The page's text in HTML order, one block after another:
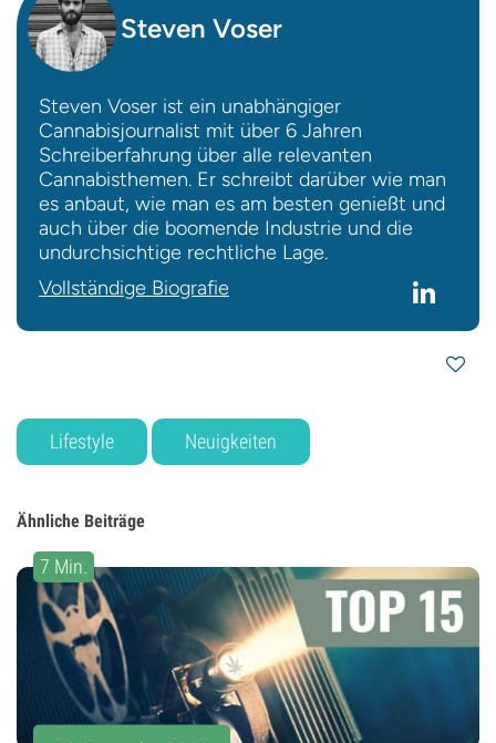
Steven Voser
Steven Voser ist ein unabhängiger
Cannabisjournalist mit über 6 Jahren
Schreiberfahrung über alle relevanten
Cannabisthemen. Er schreibt darüber wie man
es anbaut, wie man es am besten genießt und
auch über die boomende Industrie und die
undurchsichtige rechtliche Lage.
Vollständige Biografie
Lifestyle Neuigkeiten
Ähnliche Beiträge
7 Min.